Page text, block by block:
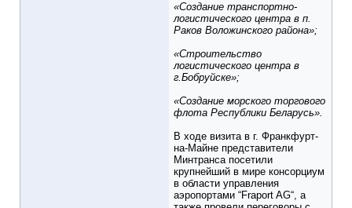
«Создание транспортно-
логистического центра в п.
Раков Воложинского района»;
«Строительство
логистического центра в
г.Бобруйске»;
«Создание морского торгового
флота Республики Беларусь».
В ходе визита в г. Франкфурт-
на-Майне представители
Минтранса посетили
крупнейший в мире консорциум
в области управления
аэропортами “Fraport AG“, а